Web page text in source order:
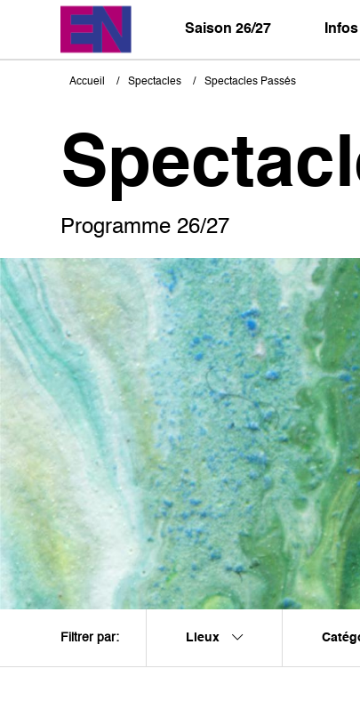
Saison 26/27
Fil
Accueil Spectacles Spectacles Passés
Programme 26/27
Filtrer par: Lieux